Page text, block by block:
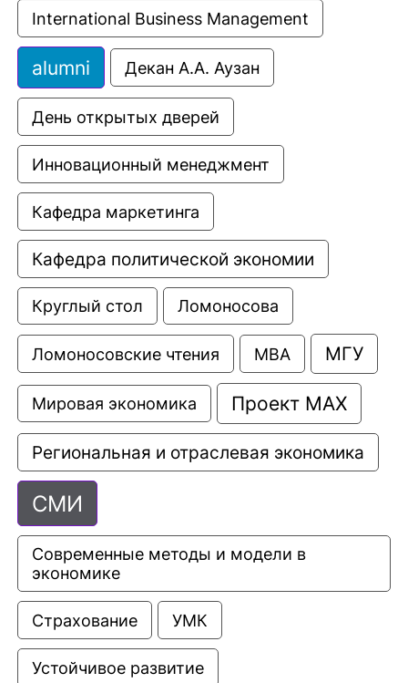
International Business Management
alumni Декан А.А. Аузан
День открытых дверей
Инновационный менеджмент
Кафедра маркетинга
Кафедра политической экономии
Круглый стол Ломоносова
Ломоносовские чтения МВА МГУ
Мировая экономика Проект МАХ
Региональная и отраслевая экономика
СМИ
Современные методы и модели в
экономике
Страхование УМК
Устойчивое развитие